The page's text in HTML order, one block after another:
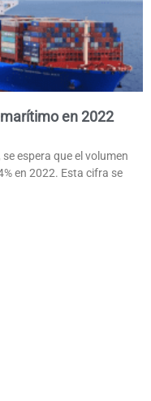
en 2022
espera que el volumen
en 2022. Esta cifra se